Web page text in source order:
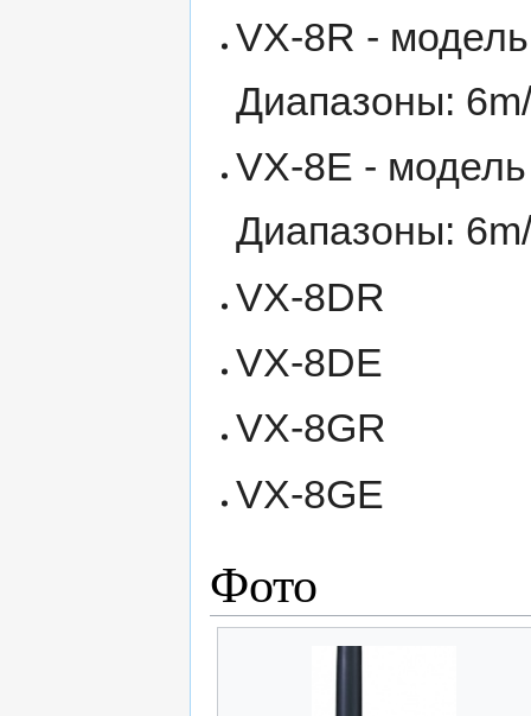
VX-8R -
Диапазоны:
VX-8E -
Диапазоны:
VX-8DR
VX-8DE
VX-8GR
VX-8GE
Фото